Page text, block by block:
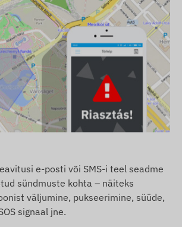
ja tulevikukindlus (2G vs 4G):
klassikalist2G (GSM)võrku.
enne ostmist, kas 2G-võrk on
ja teenusepakkuja juures
riigis (nt Šveits) ja teatud
on 2G-tehnoloogia
juba käimas.Meie
kasutamiseks, soovitame valida
4G (LTE) seadmed, mis
levi ja kiiremat andmesidet.
veebilehel kuvatavate andmete ja
ning täpsuse. Siiski
e-posti või SMS-i teel seadme
sündmuste kohta – näiteks
väljumine, pukseerimine, süüde,
signaal jne.